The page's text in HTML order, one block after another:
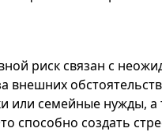
риск связан с
внешних
или семейные нужды,
способно создать